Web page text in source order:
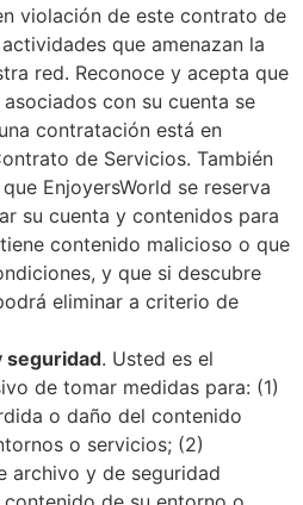
violación de este contrato de
que amenazan la
red. Reconoce y acepta que
con su cuenta se
contratación está en
de Servicios. También
EnjoyersWorld se reserva
su cuenta y contenidos para
contenido malicioso o que
y que si descubre
eliminar a criterio de
seguridad. Usted es el
de tomar medidas para: (1)
o daño del contenido
o servicios; (2)
archivo y de seguridad